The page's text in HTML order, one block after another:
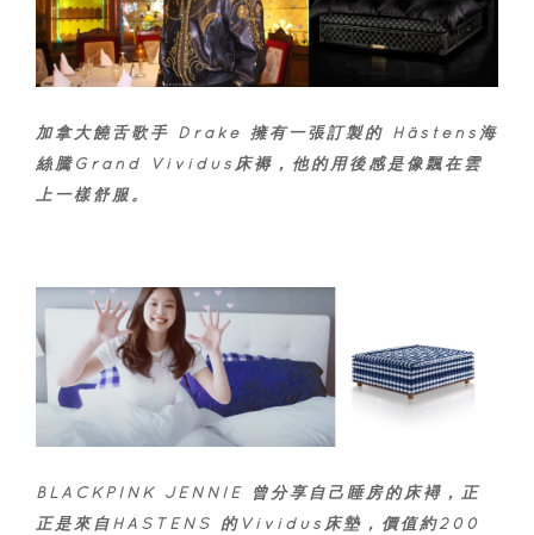
加拿大饒舌歌手 Drake 擁有一張訂製的 Hästens海
絲騰Grand Vividus床褥，他的用後感是像飄在雲
上一樣舒服。
BLACKPINK JENNIE 曾分享自己睡房的床襑，正
正是來自HÄSTENS 的Vividus床墊，價值約200